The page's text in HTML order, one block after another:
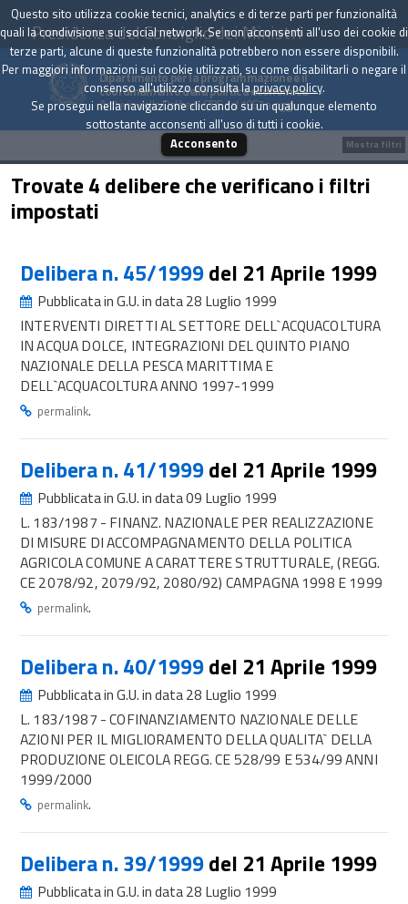
Presidenza del Consiglio dei Ministri
Dipartimento per la programmazione e il
coordinamento della politica economica
Archivio delle Delibere CIPE dal 1967 a oggi
Trovate 4 delibere che verificano i filtri
impostati
Delibera n. 45/1999del 21 Aprile 1999
Pubblicata in G.U. in data 28 Luglio 1999
INTERVENTI DIRETTI AL SETTORE DELL`ACQUACOLTURA
IN ACQUA DOLCE, INTEGRAZIONI DEL QUINTO PIANO
NAZIONALE DELLA PESCA MARITTIMA E
DELL`ACQUACOLTURA ANNO 1997-1999
permalink.
Delibera n. 41/1999del 21 Aprile 1999
Pubblicata in G.U. in data 09 Luglio 1999
L. 183/1987 - FINANZ. NAZIONALE PER REALIZZAZIONE
DI MISURE DI ACCOMPAGNAMENTO DELLA POLITICA
AGRICOLA COMUNE A CARATTERE STRUTTURALE, (REGG.
CE 2078/92, 2079/92, 2080/92) CAMPAGNA 1998 E 1999
permalink.
Delibera n. 40/1999del 21 Aprile 1999
Pubblicata in G.U. in data 28 Luglio 1999
L. 183/1987 - COFINANZIAMENTO NAZIONALE DELLE
AZIONI PER IL MIGLIORAMENTO DELLA QUALITA` DELLA
PRODUZIONE OLEICOLA REGG. CE 528/99 E 534/99 ANNI
1999/2000
permalink.
Delibera n. 39/1999del 21 Aprile 1999
Pubblicata in G.U. in data 28 Luglio 1999
Mostra filtri
Questo sito utilizza cookie tecnici, analytics e di terze parti per funzionalità
quali la condivisione sui social network. Se non acconsenti all'uso dei cookie di
terze parti, alcune di queste funzionalità potrebbero non essere disponibili.
Per maggiori informazioni sui cookie utilizzati, su come disabilitarli o negare il
consenso all'utilizzo consulta laprivacy policy.
Se prosegui nella navigazione cliccando su un qualunque elemento
sottostante acconsenti all'uso di tutti i cookie.
Acconsento